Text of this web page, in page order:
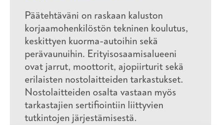
Päätehtäväni on raskaan kaluston
korjaamohenkilöstön tekninen koulutus,
keskittyen kuorma-autoihin sekä
perävaunuihin. Erityisosaamisalueeni
ovat jarrut, moottorit, ajopiirturit sekä
erilaisten nostolaitteiden tarkastukset.
Nostolaitteiden osalta vastaan myös
tarkastajien sertifiointiin liittyvien
tutkintojen järjestämisestä.